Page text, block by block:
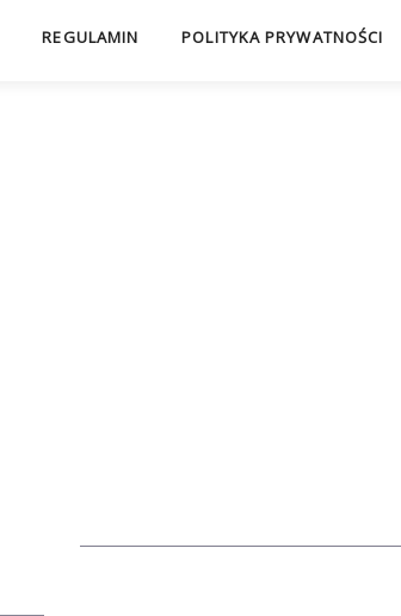
REGULAMIN POLITYKA PRYWATNOŚCI